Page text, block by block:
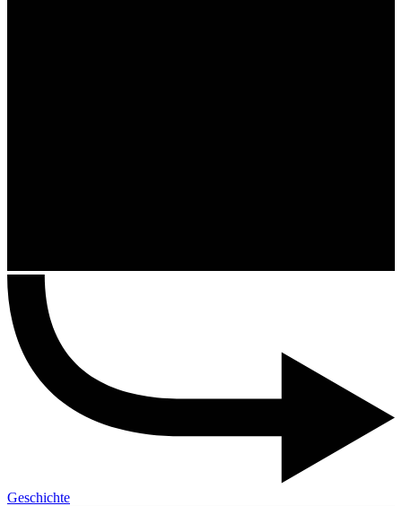
Geschichte